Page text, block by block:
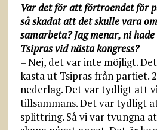
Var det för att förtroendet för
så skadat att det skulle vara
samarbeta? Jag menar, ni
Tsipras vid nästa kongress?
– Nej, det var inte möjligt.
kasta ut Tsipras från partiet.
nederlag. Det var tydligt att
tillsammans. Det var tydligt
splittring. Så vi var tvungna